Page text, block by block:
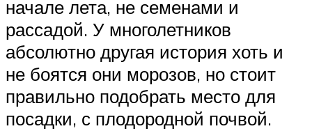
начале лета, не семенами и
рассадой. У многолетников
абсолютно другая история хоть и
не боятся они морозов, но стоит
правильно подобрать место для
посадки, с плодородной почвой.